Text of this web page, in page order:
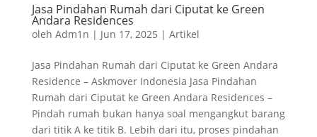
Jasa Pindahan Rumah dari Ciputat ke Green
Andara Residences
oleh Adm1n | Jun 17, 2025 | Artikel
Jasa Pindahan Rumah dari Ciputat ke Green Andara
Residence – Askmover Indonesia Jasa Pindahan
Rumah dari Ciputat ke Green Andara Residences –
Pindah rumah bukan hanya soal mengangkut barang
dari titik A ke titik B. Lebih dari itu, proses pindahan